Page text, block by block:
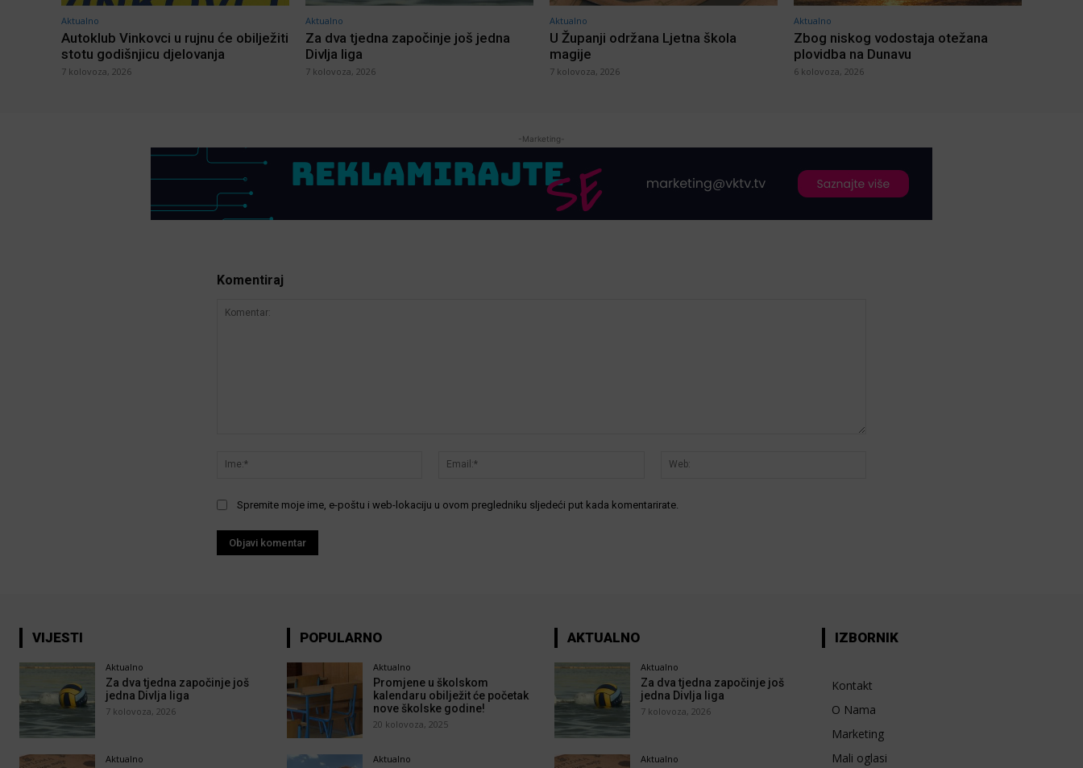
Aktualno
Autoklub Vinkovci u rujnu će obilježiti
stotu godišnjicu djelovanja
7 kolovoza, 2026
Aktualno
Za dva tjedna započinje još jedna
Divlja liga
7 kolovoza, 2026
Aktualno
U Županji održana Ljetna škola
magije
7 kolovoza, 2026
Aktualno
Zbog niskog vodostaja otežana
plovidba na Dunavu
6 kolovoza, 2026
-Marketing-
Komentiraj
Ime:*
Email:*
Spremite moje ime, e-poštu i web-lokaciju u ovom pregledniku sljedeći put kada komentarirate.
VIJESTI
Aktualno
Za dva tjedna započinje još
jedna Divlja liga
7 kolovoza, 2026
Aktualno
POPULARNO
Aktualno
Promjene u školskom
kalendaru obilježit će početak
nove školske godine!
20 kolovoza, 2025
Aktualno
AKTUALNO
Aktualno
Za dva tjedna započinje još
jedna Divlja liga
7 kolovoza, 2026
Aktualno
IZBORNIK
Kontakt
O Nama
Marketing
Mali oglasi